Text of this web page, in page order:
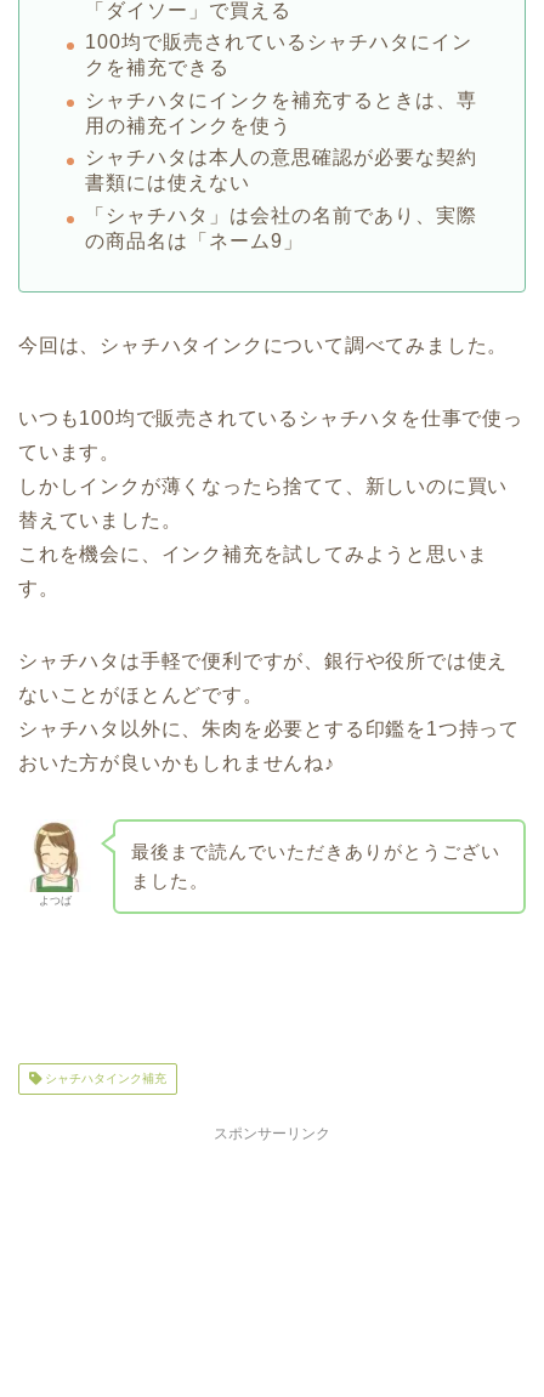
「ダイソー」で買える
100均で販売されているシャチハタにイン
クを補充できる
シャチハタにインクを補充するときは、専
用の補充インクを使う
シャチハタは本人の意思確認が必要な契約
書類には使えない
「シャチハタ」は会社の名前であり、実際
の商品名は「ネーム9」
今回は、シャチハタインクについて調べてみました。
いつも100均で販売されているシャチハタを仕事で使っ
ています。
しかしインクが薄くなったら捨てて、新しいのに買い
替えていました。
これを機会に、インク補充を試してみようと思いま
す。
シャチハタは手軽で便利ですが、銀行や役所では使え
ないことがほとんどです。
シャチハタ以外に、朱肉を必要とする印鑑を1つ持って
おいた方が良いかもしれませんね♪
よつば
最後まで読んでいただきありがとうござい
ました。
シャチハタインク補充
スポンサーリンク